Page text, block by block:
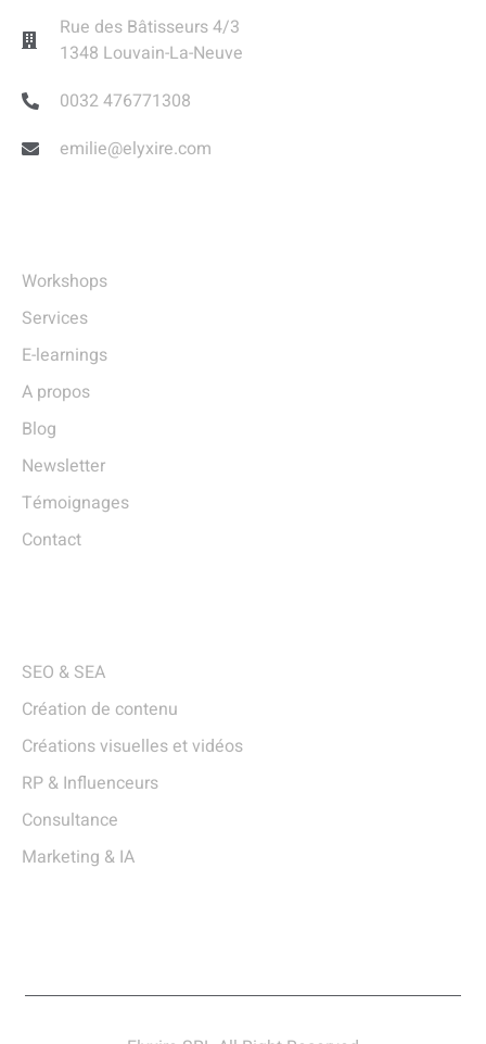
Rue des Bâtisseurs 4/3
1348 Louvain-La-Neuve
0032 476771308
emilie@elyxire.com
Workshops
Services
E-learnings
A propos
Blog
Newsletter
Témoignages
Contact
SEO & SEA
Création de contenu
Créations visuelles et vidéos
RP & Influenceurs
Consultance
Marketing & IA